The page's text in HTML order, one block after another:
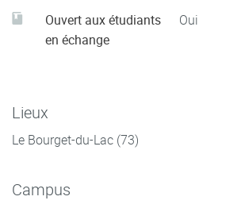
Ouvert aux étudiants
en échange
Oui
Lieux
Le Bourget-du-Lac (73)
Campus